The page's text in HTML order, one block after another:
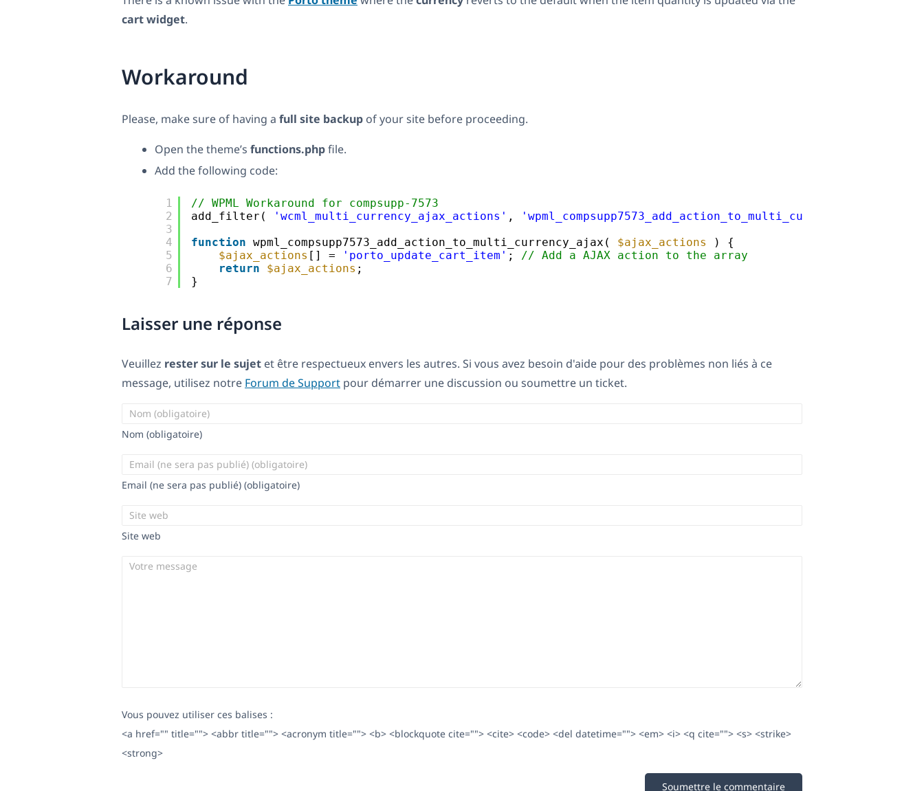
cart widget.
Workaround
Please, make sure of having a full site backup of your site before proceeding.
Open the theme’s functions.phpfile.
Add the following code:
1
2
3
4
5
6
7
// WPML Workaround for compsupp-7573
add_filter(
'wcml_multi_currency_ajax_actions' , 'wpml_compsupp7573_add_action_to_multi_currency_ajax'
function wpml_compsupp7573_add_action_to_multi_currency_ajax( $ajax_actions
) {
$ajax_actions [] = 'porto_update_cart_item' ; // Add a AJAX action to the array
return
$ajax_actions ;
}
Laisser une réponse
Veuillez rester sur le sujet et être respectueux envers les autres. Si vous avez besoin d'aide pour des problèmes non liés à ce
message, utilisez notre Forum de Support pour démarrer une discussion ou soumettre un ticket.
Nom (obligatoire)
Email (ne sera pas publié) (obligatoire)
Site web
Vous pouvez utiliser ces balises :
<a href="" title=""> <abbr title=""> <acronym title=""> <b> <blockquote cite=""> <cite> <code> <del datetime=""> <em> <i> <q cite=""> <s> <strike>
<strong>